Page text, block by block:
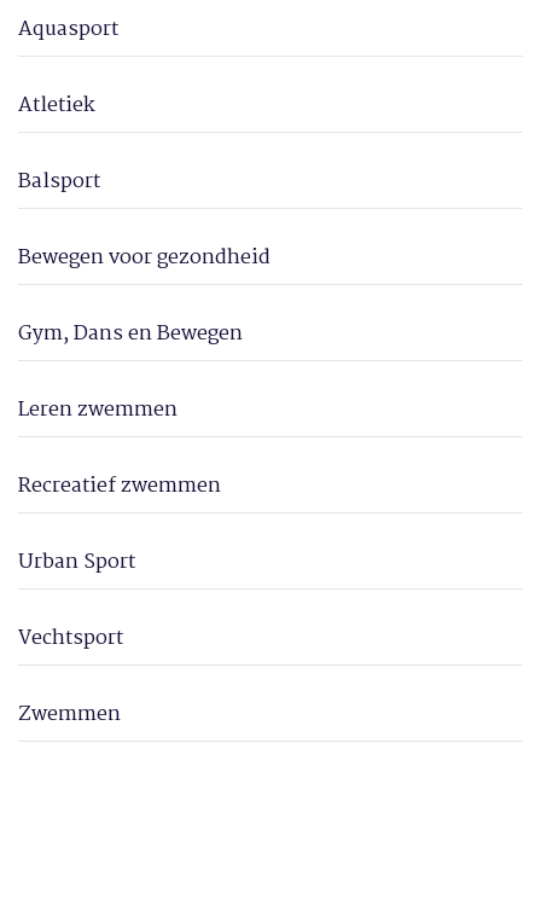
Aquasport
Atletiek
Balsport
Bewegen voor gezondheid
Gym, Dans en Bewegen
Leren zwemmen
Recreatief zwemmen
Urban Sport
Vechtsport
Zwemmen